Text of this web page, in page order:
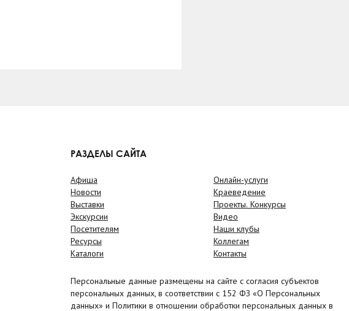
РАЗДЕЛЫ САЙТА
Афиша
Новости
Выставки
Экскурсии
Посетителям
Ресурсы
Каталоги
Онлайн-услуги
Краеведение
Проекты. Конкурсы
Видео
Наши клубы
Коллегам
Контакты
Персональные данные размещены на сайте с согласия субъектов
персональных данных, в соответствии с 152 ФЗ «О Персональных
данных» и Политики в отношении обработки персональных данных в